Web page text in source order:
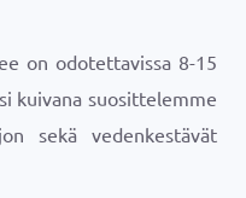
on odotettavissa 8-15
kuivana suosittelemme
sekä vedenkestävät